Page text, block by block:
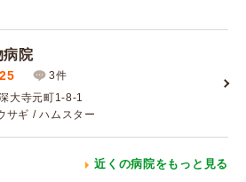
病院
3件
大寺元町1-8-1
サギ / ハムスター
近くの病院をもっと見る